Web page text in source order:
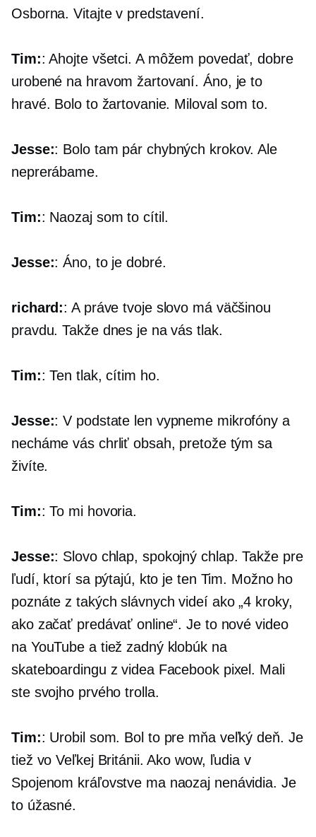
Osborna. Vitajte v predstavení.
Tim:: Ahojte všetci. A môžem povedať, dobre
urobené na hravom žartovaní. Áno, je to
hravé. Bolo to žartovanie. Miloval som to.
Jesse:: Bolo tam pár chybných krokov. Ale
neprerábame.
Tim:: Naozaj som to cítil.
Jesse:: Áno, to je dobré.
richard:: A práve tvoje slovo má väčšinou
pravdu. Takže dnes je na vás tlak.
Tim:: Ten tlak, cítim ho.
Jesse:: V podstate len vypneme mikrofóny a
necháme vás chrliť obsah, pretože tým sa
živíte.
Tim:: To mi hovoria.
Jesse:: Slovo chlap, spokojný chlap. Takže pre
ľudí, ktorí sa pýtajú, kto je ten Tim. Možno ho
poznáte z takých slávnych videí ako „4 kroky,
ako začať predávať online“. Je to nové video
na YouTube a tiež zadný klobúk na
skateboardingu z videa Facebook pixel. Mali
ste svojho prvého trolla.
Tim:: Urobil som. Bol to pre mňa veľký deň. Je
tiež vo Veľkej Británii. Ako wow, ľudia v
Spojenom kráľovstve ma naozaj nenávidia. Je
to úžasné.